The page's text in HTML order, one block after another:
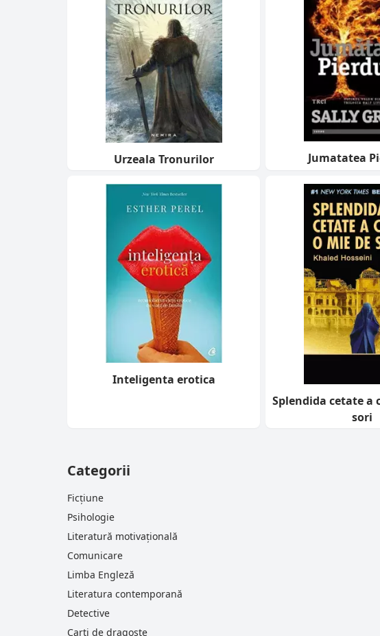
Urzeala Tronurilor Jumatatea
Inteligenta erotica
Splendida cetate a
sori
Categorii
Ficțiune
Psihologie
Literatură motivațională
Comunicare
Limba Engleză
Literatura contemporană
Detective
Carti de dragoste